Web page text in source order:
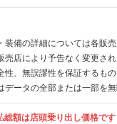
備の詳細については各販売
店により予告なく変更さ
性、無誤謬性を保証するも
ータの全部または一部を
総額は店頭乗り出し価格です